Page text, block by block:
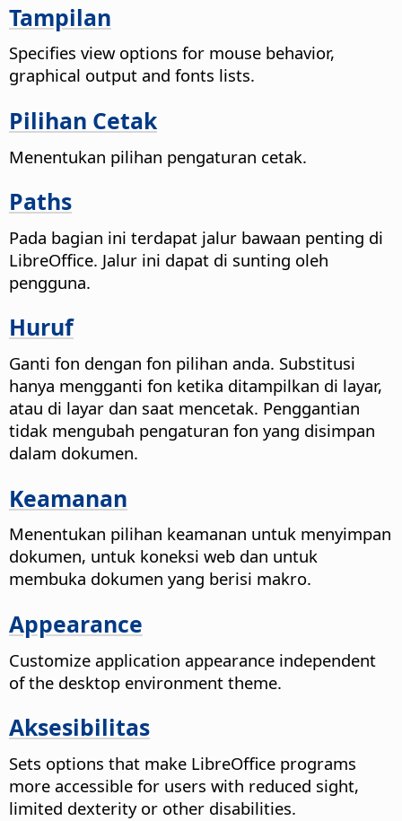
Tampilan
Specifies view options for mouse behavior,
graphical output and fonts lists.
Pilihan Cetak
Menentukan pilihan pengaturan cetak.
Paths
Pada bagian ini terdapat jalur bawaan penting di
LibreOffice. Jalur ini dapat di sunting oleh
pengguna.
Huruf
Ganti fon dengan fon pilihan anda. Substitusi
hanya mengganti fon ketika ditampilkan di layar,
atau di layar dan saat mencetak. Penggantian
tidak mengubah pengaturan fon yang disimpan
dalam dokumen.
Keamanan
Menentukan pilihan keamanan untuk menyimpan
dokumen, untuk koneksi web dan untuk
membuka dokumen yang berisi makro.
Appearance
Customize application appearance independent
of the desktop environment theme.
Aksesibilitas
Sets options that make LibreOffice programs
more accessible for users with reduced sight,
limited dexterity or other disabilities.